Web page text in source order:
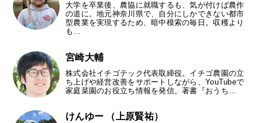
大学を卒業後、農協に就職するも、気が付けば農作
の道に。地元神奈川県で、自分にしかできない都市
型農業を実現するため、暗中模索の毎日。収穫より
も…
宮崎大輔
株式会社イチゴテック代表取締役。イチゴ農園の立
ち上げや経営改善をサポートしながら、YouTubeで
家庭菜園のお役立ち情報を発信。著書『おうち…
けんゆー （上原賢祐）